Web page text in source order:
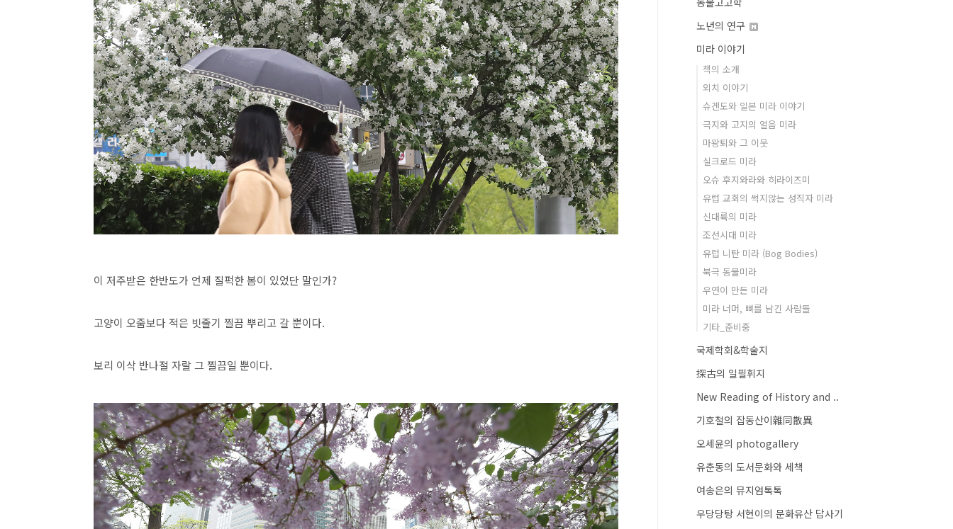
이 저주받은 한반도가 언제 질퍽한 봄이 있었단 말인가?
고양이 오줌보다 적은 빗줄기 찔끔 뿌리고 갈 뿐이다.
보리 이삭 반나절 자랄 그 찔끔일 뿐이다.
노년의 연구
미라 이야기
책의 소개
외치 이야기
슈겐도와 일본 미라 이야기
극지와 고지의 얼음 미라
마왕퇴와 그 이웃
실크로드 미라
오슈 후지와라와 히라이즈미
유럽 교회의 썩지않는 성직자 미라
신대륙의 미라
조선시대 미라
유럽 니탄 미라 (Bog Bodies)
북극 동물미라
우연이 만든 미라
미라 너머, 뼈를 남긴 사람들
기타_준비중
국제학회&학술지
探古의 일필휘지
New Reading of History and ..
기호철의 잡동산이雜同散異
오세윤의 photogallery
유춘동의 도서문화와 세책
여송은의 뮤지엄톡톡
우당당탕 서현이의 문화유산 답사기